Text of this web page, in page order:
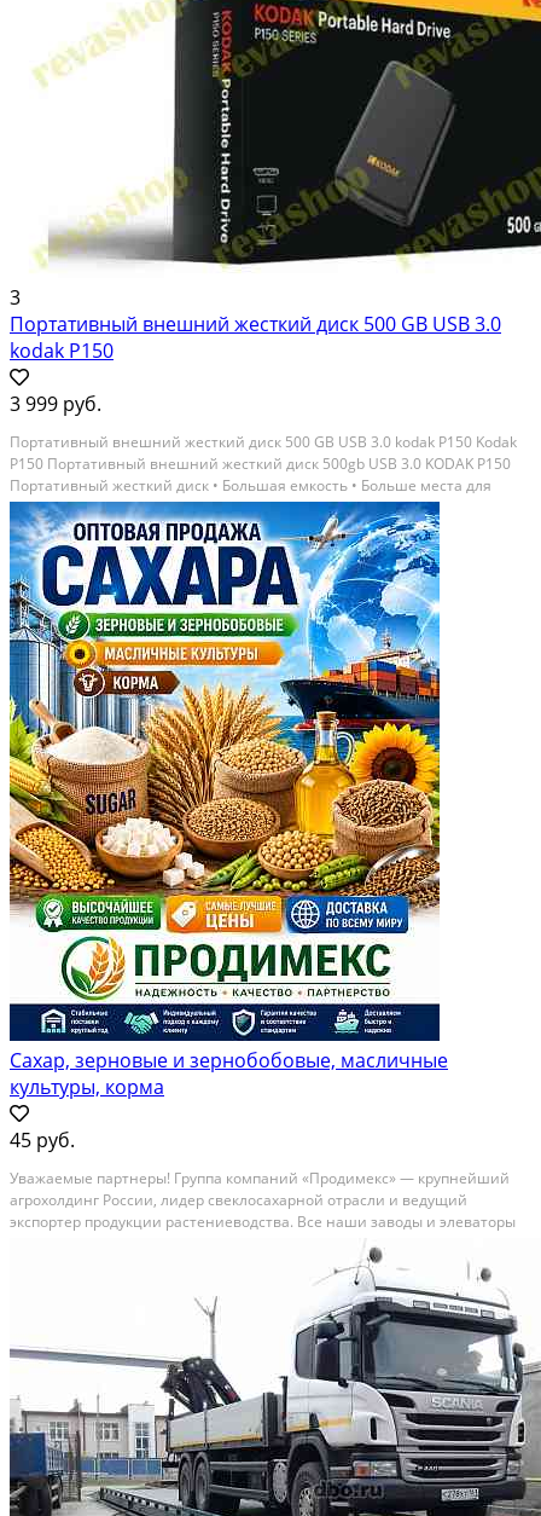
3
Портативный внешний жесткий диск 500 GB USB 3.0
kodak P150
3 999 руб.
Портативный внешний жесткий диск 500 GB USB 3.0 kodak P150 Kodak
P150 Портативный внешний жесткий диск 500gb USB 3.0 KODAK P150
Портативный жесткий диск • Большая емкость • Больше места для
хранения Обеспечивает большое пространство для хранения
фотографии, музыка, фильмы, данные всё можно...
Сахар, зерновые и зернобобовые, масличные
культуры, корма
45 руб.
Уважаемые партнеры! Группа компаний «Продимекс» — крупнейший
агрохолдинг России, лидер свеклосахарной отрасли и ведущий
экспортер продукции растениеводства. Все наши заводы и элеваторы
внесены в реестр экспортеров ФГИС «Цербер» и аккредитованы
Россельхознадзором для поставок на внешние рынки....